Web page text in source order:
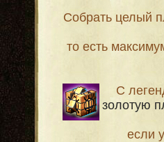
Собрать целый
то есть
С
золотую
если